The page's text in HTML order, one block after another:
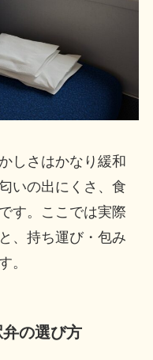
しさはかなり緩和
いの出にくさ、食
す。ここでは実際
、持ち運び・包み
。
の選び方